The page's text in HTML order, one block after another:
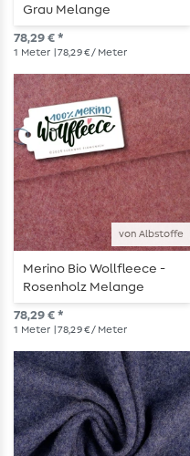
Grau Melange
78,29 € *
1 Meter | 78,29 € / Meter
von Albstoffe
Merino Bio Wollfleece -
Rosenholz Melange
78,29 € *
1 Meter | 78,29 € / Meter